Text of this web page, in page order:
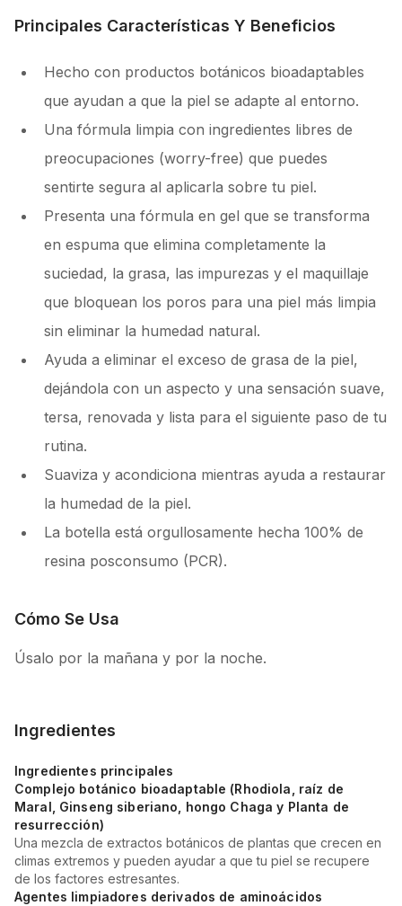
Principales Características Y Beneficios
Hecho con productos botánicos bioadaptables
que ayudan a que la piel se adapte al entorno.
Una fórmula limpia con ingredientes libres de
preocupaciones (worry-free) que puedes
sentirte segura al aplicarla sobre tu piel.
Presenta una fórmula en gel que se transforma
en espuma que elimina completamente la
suciedad, la grasa, las impurezas y el maquillaje
que bloquean los poros para una piel más limpia
sin eliminar la humedad natural.
Ayuda a eliminar el exceso de grasa de la piel,
dejándola con un aspecto y una sensación suave,
tersa, renovada y lista para el siguiente paso de tu
rutina.
Suaviza y acondiciona mientras ayuda a restaurar
la humedad de la piel.
La botella está orgullosamente hecha 100% de
resina posconsumo (PCR).
Cómo Se Usa
Úsalo por la mañana y por la noche.
Ingredientes
Ingredientes principales
Complejo botánico bioadaptable (Rhodiola, raíz de
Maral, Ginseng siberiano, hongo Chaga y Planta de
resurrección)
Una mezcla de extractos botánicos de plantas que crecen en
climas extremos y pueden ayudar a que tu piel se recupere
de los factores estresantes.
Agentes limpiadores derivados de aminoácidos